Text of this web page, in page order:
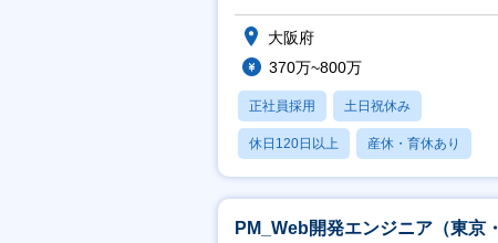
チームで配属】
大阪府
370万~800万
正社員採用 土日祝休み
休日120日以上 産休・育休あり
月残業20時間以内
PM_Web開発エンジニア（東京・